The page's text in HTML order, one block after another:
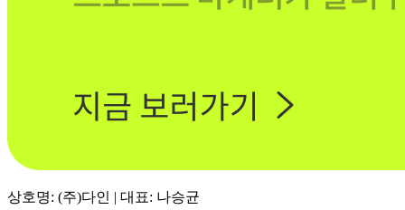
상호명: (주)다인 | 대표: 나승균